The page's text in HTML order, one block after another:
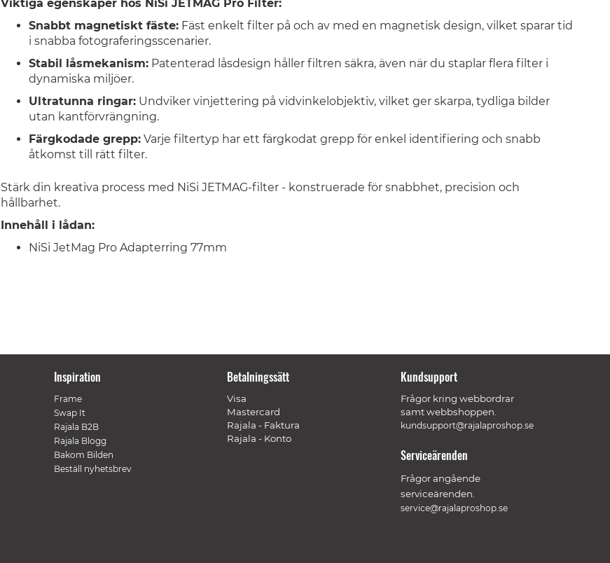
Viktiga egenskaper hos NiSi JETMAG Pro Filter:
Snabbt magnetiskt fäste:Fäst enkelt filter på och av med en magnetisk design, vilket sparar tid
i snabba fotograferingsscenarier.
Stabil låsmekanism:Patenterad låsdesign håller filtren säkra, även när du staplar flera filter i
dynamiska miljöer.
Ultratunna ringar:Undviker vinjettering på vidvinkelobjektiv, vilket ger skarpa, tydliga bilder
utan kantförvrängning.
Färgkodade grepp:Varje filtertyp har ett färgkodat grepp för enkel identifiering och snabb
åtkomst till rätt filter.
Stärk din kreativa process med NiSi JETMAG-filter - konstruerade för snabbhet, precision och
hållbarhet.
Innehåll i lådan:
NiSi JetMag Pro Adapterring 77mm
Inspiration
Frame
Swap It
Rajala B2B
Rajala Blogg
Bakom Bilden
Beställ nyhetsbrev
Betalningssätt
Visa
Mastercard
Rajala - Faktura
Rajala - Konto
Kundsupport
Frågor kring webbordrar
samt webbshoppen.
kundsupport@rajalaproshop.se
Serviceärenden
Frågor angående
serviceärenden.
service@rajalaproshop.se